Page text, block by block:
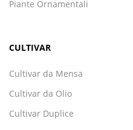
Piante Ornamentali
CULTIVAR
Cultivar da Mensa
Cultivar da Olio
Cultivar Duplice